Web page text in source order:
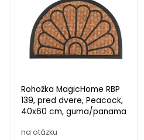
Rohožka MagicHome RBP
139, pred dvere, Peacock,
40x60 cm, guma/panama
na otázku